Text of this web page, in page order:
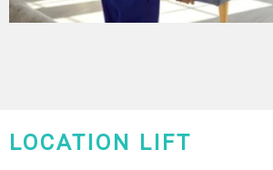
LOCATION LIFT